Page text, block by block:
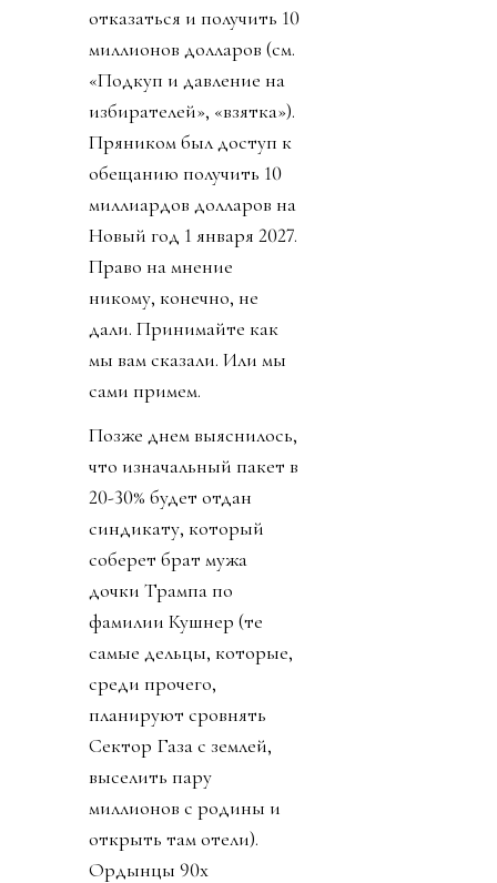
отказаться и получить 10
миллионов долларов (см.
«Подкуп и давление на
избирателей», «взятка»).
Пряником был доступ к
обещанию получить 10
миллиардов долларов на
Новый год 1 января 2027.
Право на мнение
никому, конечно, не
дали. Принимайте как
мы вам сказали. Или мы
сами примем.
Позже днем выяснилось,
что изначальный пакет в
20-30% будет отдан
синдикату, который
соберет брат мужа
дочки Трампа по
фамилии Кушнер (те
самые дельцы, которые,
среди прочего,
планируют сровнять
Сектор Газа с землей,
выселить пару
миллионов с родины и
открыть там отели).
Ордынцы 90х